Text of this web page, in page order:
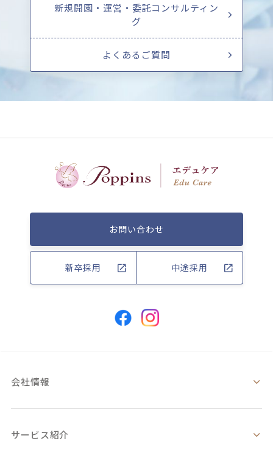
新規開園・運営・委託コンサルティン
グ
よくあるご質問
お問い合わせ
新卒採用 中途採用
会社情報
サービス紹介